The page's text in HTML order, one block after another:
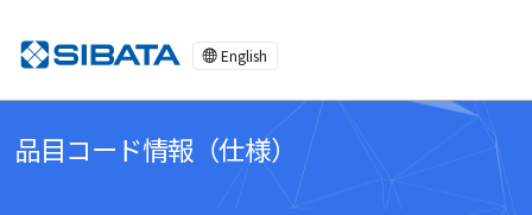
English
品目コード情報（仕様）